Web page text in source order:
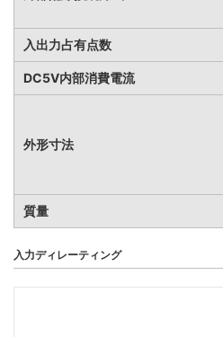
入出力占有点数
DC5V内部消費電流
外形寸法
質量
入力ディレーティング